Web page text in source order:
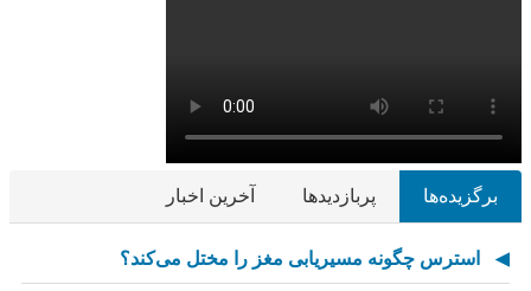
برگزیده‌ها پربازدیدها آخرین اخبار
استرس چگونه مسیریابی مغز را مختل می‌کند؟